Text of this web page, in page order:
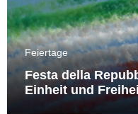
Feiertage
Festa della
Einheit und